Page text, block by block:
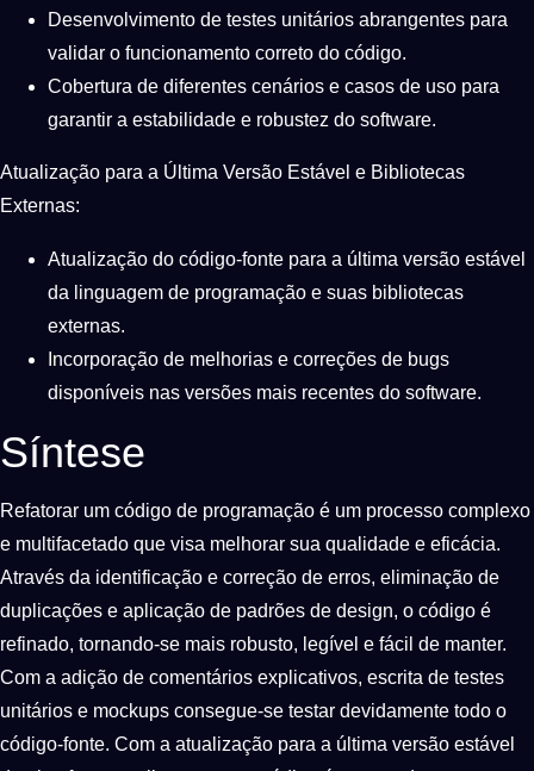
Desenvolvimento de testes unitários abrangentes para
validar o funcionamento correto do código.
Cobertura de diferentes cenários e casos de uso para
garantir a estabilidade e robustez do software.
Atualização para a Última Versão Estável e Bibliotecas
Externas:
Atualização do código-fonte para a última versão estável
da linguagem de programação e suas bibliotecas
externas.
Incorporação de melhorias e correções de bugs
disponíveis nas versões mais recentes do software.
Síntese
Refatorar um código de programação é um processo complexo
e multifacetado que visa melhorar sua qualidade e eficácia.
Através da identificação e correção de erros, eliminação de
duplicações e aplicação de padrões de design, o código é
refinado, tornando-se mais robusto, legível e fácil de manter.
Com a adição de comentários explicativos, escrita de testes
unitários e mockups consegue-se testar devidamente todo o
código-fonte. Com a atualização para a última versão estável